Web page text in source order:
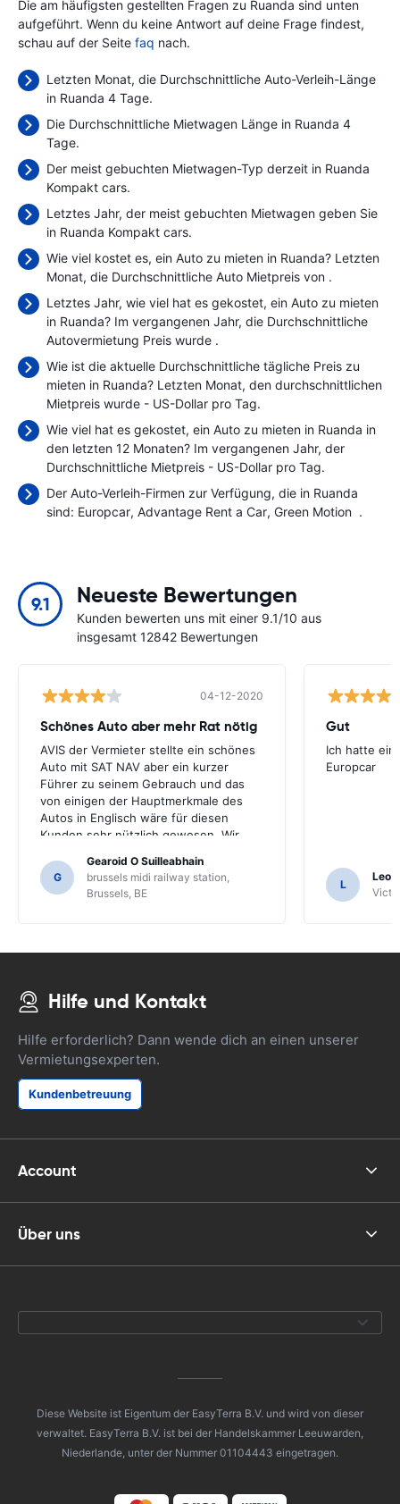
Die am häufigsten gestellten Fragen zu Ruanda sind unten
aufgeführt. Wenn du keine Antwort auf deine Frage findest,
schau auf der Seite faq nach.
Letzten Monat, die Durchschnittliche Auto-Verleih-Länge
in Ruanda 4 Tage.
Die Durchschnittliche Mietwagen Länge in Ruanda 4
Tage.
Der meist gebuchten Mietwagen-Typ derzeit in Ruanda
Kompakt cars.
Letztes Jahr, der meist gebuchten Mietwagen geben Sie
in Ruanda Kompakt cars.
Wie viel kostet es, ein Auto zu mieten in Ruanda? Letzten
Monat, die Durchschnittliche Auto Mietpreis von .
Letztes Jahr, wie viel hat es gekostet, ein Auto zu mieten
in Ruanda? Im vergangenen Jahr, die Durchschnittliche
Autovermietung Preis wurde .
Wie ist die aktuelle Durchschnittliche tägliche Preis zu
mieten in Ruanda? Letzten Monat, den durchschnittlichen
Mietpreis wurde - US-Dollar pro Tag.
Wie viel hat es gekostet, ein Auto zu mieten in Ruanda in
den letzten 12 Monaten? Im vergangenen Jahr, der
Durchschnittliche Mietpreis - US-Dollar pro Tag.
Der Auto-Verleih-Firmen zur Verfügung, die in Ruanda
sind: Europcar Advantage Rent a Car Green Motion .
9.1 Neueste Bewertungen
Kunden bewerten uns mit einer 9.1/10 aus
insgesamt 12842 Bewertungen
04-12-2020
Schönes Auto aber mehr Rat nötig
AVIS der Vermieter stellte ein schönes
Auto mit SAT NAV aber ein kurzer
Führer zu seinem Gebrauch und das
von einigen der Hauptmerkmale des
Autos in Englisch wäre für diesen
Kunden sehr nützlich gewesen. Wir
zur Führung fragen und nur dafür
hätten wir die Funktionen des SAT NAV
nicht herausgefunden.
G
Gearoid O Suilleabhain
brussels midi railway station,
Brussels, BE
Gut
Ich hatte
Europcar
L
Hilfe und Kontakt
Hilfe erforderlich? Dann wende dich an einen unserer
Vermietungsexperten.
Kundenbetreuung
Account
Über uns
Diese Website ist Eigentum der EasyTerra B.V. und wird von dieser
verwaltet. EasyTerra B.V. ist bei der Handelskammer Leeuwarden,
Niederlande, unter der Nummer 01104443 eingetragen.